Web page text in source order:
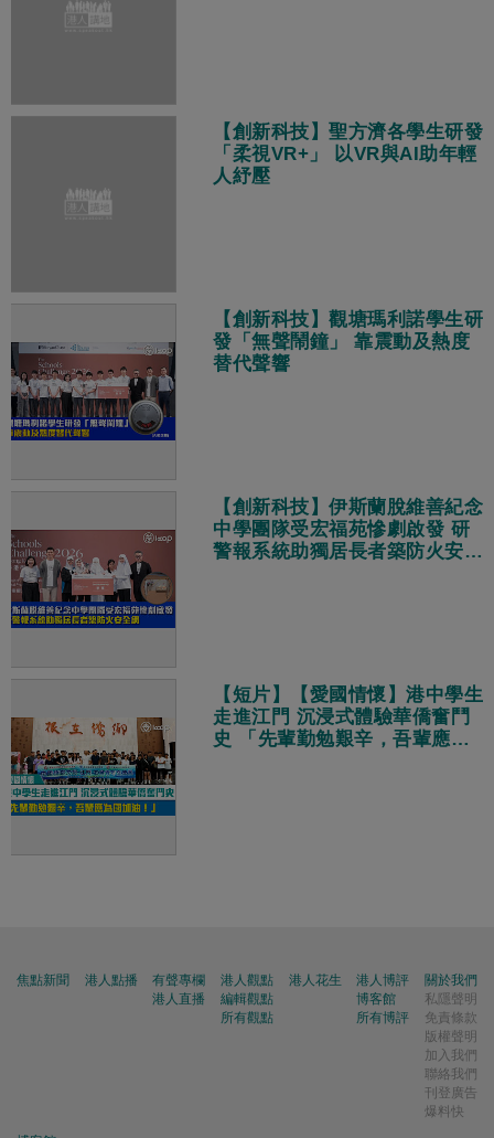
【創新科技】聖方濟各學生研發
「柔視VR+」 以VR與AI助年輕
人紓壓
【創新科技】觀塘瑪利諾學生研
發「無聲鬧鐘」 靠震動及熱度
替代聲響
【創新科技】伊斯蘭脫維善紀念
中學團隊受宏福苑慘劇啟發 研
警報系統助獨居長者築防火安全
【短片】【愛國情懷】港中學生
走進江門 沉浸式體驗華僑奮鬥
史 「先輩勤勉艱辛，吾輩應為
焦點新聞 港人點播
有聲專欄
港人直播
港人觀點
編輯觀點
所有觀點
港人花生
港人博評
博客館
所有博評
關於我們
私隱聲明
免責條款
版權聲明
加入我們
聯絡我們
刊登廣告
爆料快